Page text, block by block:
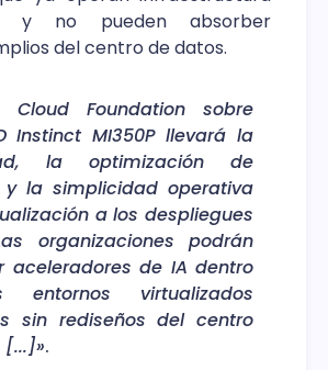
y no pueden absorber
del centro de datos.
Cloud Foundation sobre
Instinct MI350P llevará la
la optimización de
y la simplicidad operativa
a los despliegues
organizaciones podrán
aceleradores de IA dentro
virtualizados
sin rediseños del centro
.